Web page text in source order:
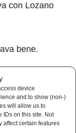
device
and to show (non-)
will allow us to
IDs on this site. Not
affect certain features
con Lozano
bene.
la partita
cerca di